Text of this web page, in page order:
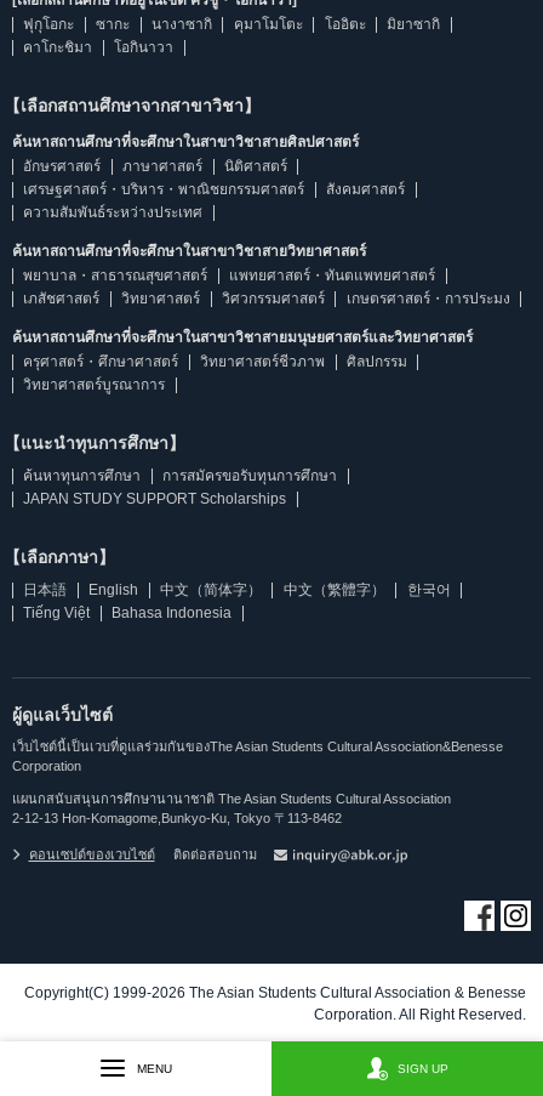
ฟุกุโอกะ
ซากะ นางาซากิ คุมาโมโตะ โออิตะ
มิยาซากิ
คาโกะชิมา
โอกินาวา
【เลือกสถานศึกษาจากสาขาวิชา】
ค้นหาสถานศึกษาที่จะศึกษาในสาขาวิชาสายศิลปศาสตร์
อักษรศาสตร์
ภาษาศาสตร์
นิติศาสตร์
เศรษฐศาสตร์・บริหาร・พาณิชยกรรมศาสตร์
สังคมศาสตร์
ความสัมพันธ์ระหว่างประเทศ
ค้นหาสถานศึกษาที่จะศึกษาในสาขาวิชาสายวิทยาศาสตร์
พยาบาล・สาธารณสุขศาสตร์
แพทยศาสตร์・ทันตแพทยศาสตร์
เภสัชศาสตร์
วิทยาศาสตร์ วิศวกรรมศาสตร์ เกษตรศาสตร์・การประมง
ค้นหาสถานศึกษาที่จะศึกษาในสาขาวิชาสายมนุษยศาสตร์และวิทยาศาสตร์
ครุศาสตร์・ศึกษาศาสตร์
วิทยาศาสตร์ชีวภาพ
ศิลปกรรม
วิทยาศาสตร์บูรณาการ
【แนะนำทุนการศึกษา】
ค้นหาทุนการศึกษา
การสมัครขอรับทุนการศึกษา
JAPAN STUDY SUPPORT Scholarships
【เลือกภาษา】
日本語 English 中文（简体字） 中文（繁體字）
한국어
Tiếng Việt
Bahasa Indonesia
ผู้ดูแลเว็บไซต์
เว็บไซต์นี้เป็นเวบที่ดูแลร่วมกันของThe Asian Students Cultural Association&Benesse
Corporation
แผนกสนับสนุนการศึกษานานาชาติ The Asian Students Cultural Association
2-12-13 Hon-Komagome,Bunkyo-Ku, Tokyo 〒113-8462
คอนเซปต์ของเวบไซต์ ติดต่อสอบถาม
Copyright(C) 1999-2026 The Asian Students Cultural Association & Benesse
Corporation. All Right Reserved.
MENU SIGN UP